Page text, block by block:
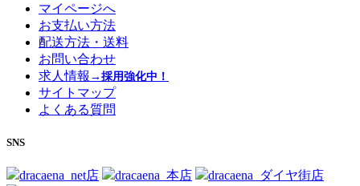
マイページへ
お支払い方法
配送方法・送料
お問い合わせ
求人情報 →採用強化中！
サイトマップ
よくある質問
SNS
dracaena_net店 dracaena_本店 dracaena_ダイヤ街店